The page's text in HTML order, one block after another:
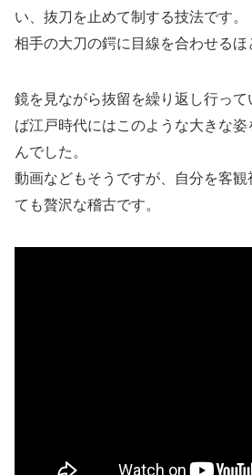
い、抜刀を止めて制する技法です。
相手の大刀の鍔に目線を合わせるほ
鏡を見ながら抜留を繰り返し行っ
ば江戸時代にはこのような大きな
んでした。
動画などもそうですが、自分を客観
ても贅沢な稽古です。